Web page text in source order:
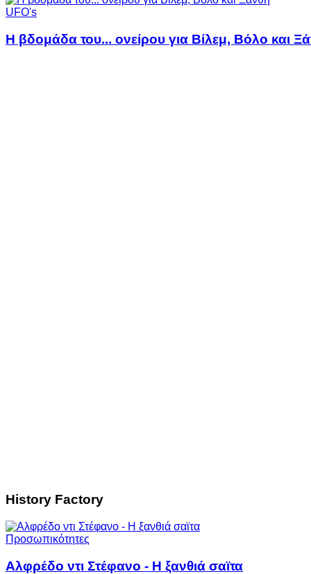
UFO's
Η βδομάδα του... ονείρου για Βίλεμ, Βόλο και
History Factory
Προσωπικότητες
Αλφρέδο ντι Στέφανο - Η ξανθιά σαϊτα